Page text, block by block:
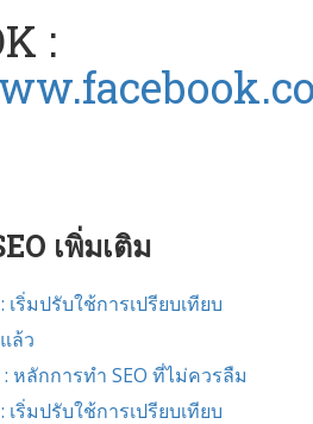
:
เพิ่มเติม
ริ่มปรับใช้การเปรียบเทียบ
ล้ว
หลักการทำ SEO ที่ไม่ควรลืม
ริ่มปรับใช้การเปรียบเทียบ